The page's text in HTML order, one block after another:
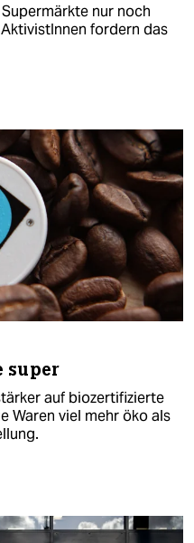
nur noch
fordern das
super
auf biozertifizierte
Waren viel mehr öko als